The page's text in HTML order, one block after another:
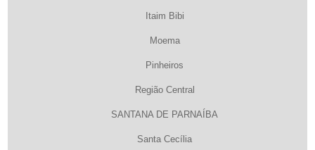
Itaim Bibi
Moema
Pinheiros
Região Central
SANTANA DE PARNAÍBA
Santa Cecília